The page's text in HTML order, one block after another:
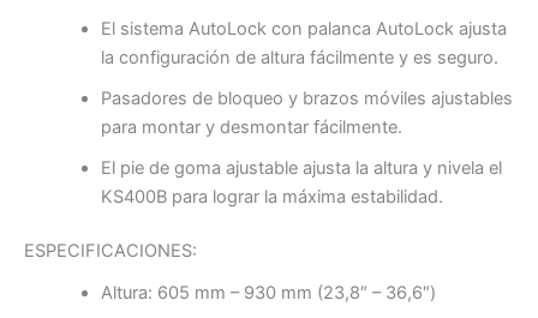
El sistema AutoLock con palanca AutoLock ajusta
la configuración de altura fácilmente y es seguro.
Pasadores de bloqueo y brazos móviles ajustables
para montar y desmontar fácilmente.
El pie de goma ajustable ajusta la altura y nivela el
KS400B para lograr la máxima estabilidad.
ESPECIFICACIONES:
Altura: 605 mm – 930 mm (23,8″ – 36,6″)